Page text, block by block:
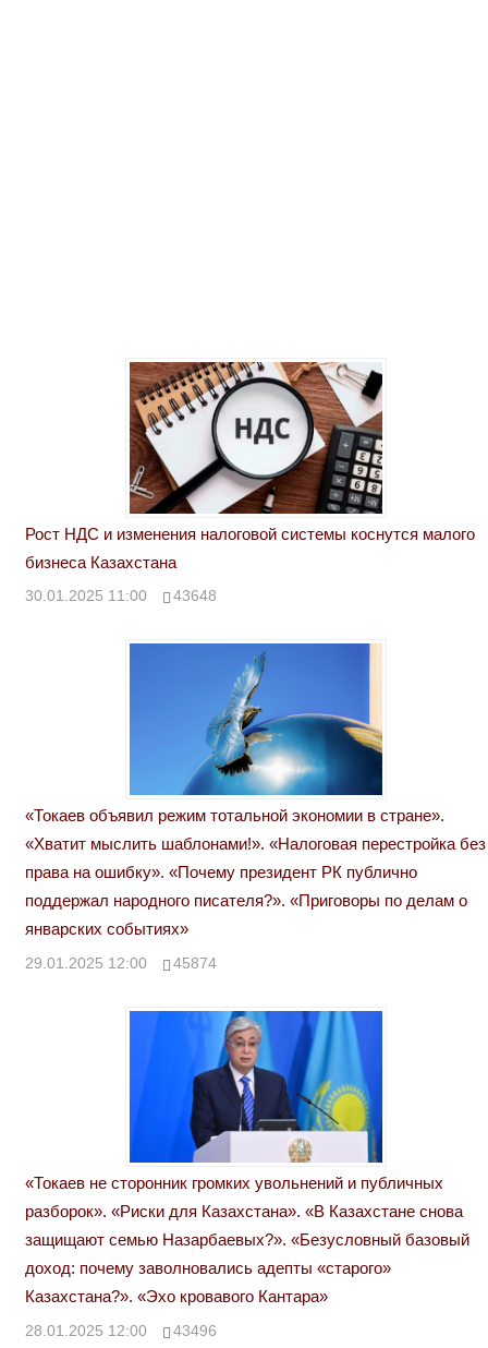
Рост НДС и изменения налоговой системы коснутся малого
бизнеса Казахстана
30.01.2025 11:00 43648
«Токаев объявил режим тотальной экономии в стране».
«Хватит мыслить шаблонами!». «Налоговая перестройка без
права на ошибку». «Почему президент РК публично
поддержал народного писателя?». «Приговоры по делам о
январских событиях»
29.01.2025 12:00 45874
«Токаев не сторонник громких увольнений и публичных
разборок». «Риски для Казахстана». «В Казахстане снова
защищают семью Назарбаевых?». «Безусловный базовый
доход: почему заволновались адепты «старого»
Казахстана?». «Эхо кровавого Кантара»
28.01.2025 12:00 43496